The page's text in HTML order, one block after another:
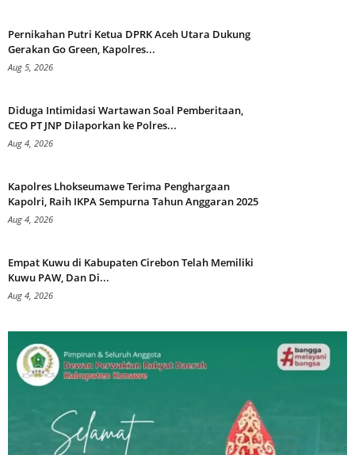
Pernikahan Putri Ketua DPRK Aceh Utara Dukung
Gerakan Go Green, Kapolres...
Aug 5, 2026
Diduga Intimidasi Wartawan Soal Pemberitaan,
CEO PT JNP Dilaporkan ke Polres...
Aug 4, 2026
Kapolres Lhokseumawe Terima Penghargaan
Kapolri, Raih IKPA Sempurna Tahun Anggaran 2025
Aug 4, 2026
Empat Kuwu di Kabupaten Cirebon Telah Memiliki
Kuwu PAW, Dan Di...
Aug 4, 2026